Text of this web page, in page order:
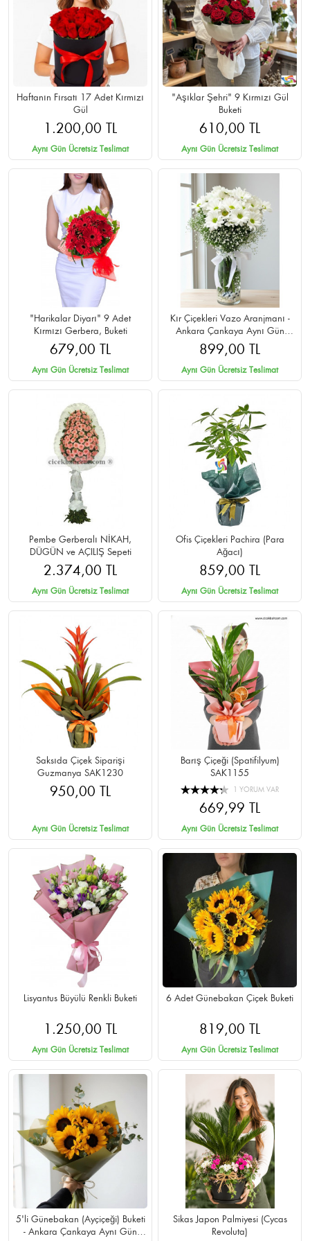
Haftanın Fırsatı 17 Adet Kırmızı
Gül
1.200,00 TL
Aynı Gün Ücretsiz Teslimat
"Aşıklar Şehri" 9 Kırmızı Gül
Buketi
610,00 TL
Aynı Gün Ücretsiz Teslimat
"Harikalar Diyarı" 9 Adet
Kırmızı Gerbera, Buketi
679,00 TL
Aynı Gün Ücretsiz Teslimat
Kır Çiçekleri Vazo Aranjmanı -
Ankara Çankaya Aynı Gün
Teslim
899,00 TL
Aynı Gün Ücretsiz Teslimat
Pembe Gerberalı NİKAH,
DÜGÜN ve AÇILIŞ Sepeti
2.374,00 TL
Aynı Gün Ücretsiz Teslimat
Ofis Çiçekleri Pachira (Para
Ağacı)
859,00 TL
Aynı Gün Ücretsiz Teslimat
Saksıda Çiçek Siparişi
Guzmanya SAK1230
950,00 TL
Aynı Gün Ücretsiz Teslimat
Barış Çiçeği (Spatifilyum)
SAK1155
1 YORUM VAR
669,99 TL
Aynı Gün Ücretsiz Teslimat
Lisyantus Büyülü Renkli Buketi
1.250,00 TL
Aynı Gün Ücretsiz Teslimat
6 Adet Günebakan Çiçek Buketi
819,00 TL
Aynı Gün Ücretsiz Teslimat
5'li Günebakan (Ayçiçeği) Buketi
- Ankara Çankaya Aynı Gün
Sikas Japon Palmiyesi (Cycas
Revoluta)